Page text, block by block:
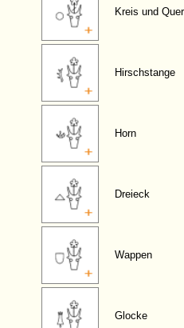
Kreis und
Hirschstange
Horn
Dreieck
Wappen
Glocke